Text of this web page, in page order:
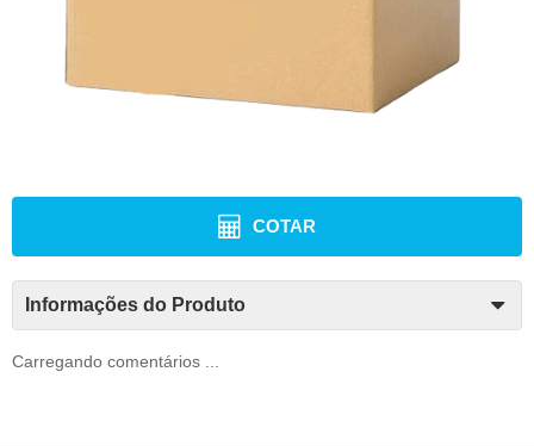
COTAR
Informações do Produto
Carregando comentários ...